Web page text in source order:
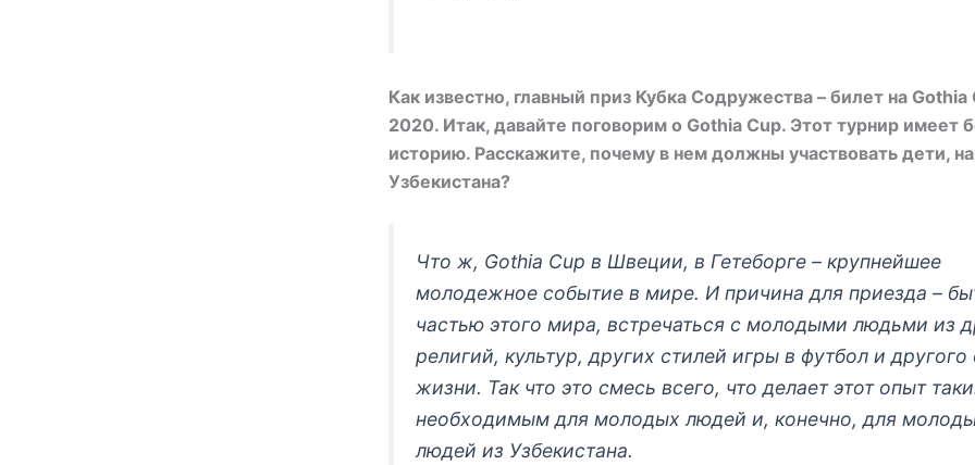
Как известно, главный приз Кубка Содружества – билет на Gothia
2020. Итак, давайте поговорим о Gothia Cup. Этот турнир имеет
историю. Расскажите, почему в нем должны участвовать дети,
Узбекистана?
Что ж, Gothia Cup в Швеции, в Гетеборге – крупнейшее
молодежное событие в мире. И причина для приезда –
частью этого мира, встречаться с молодыми людьми из
религий, культур, других стилей игры в футбол и другого
жизни. Так что это смесь всего, что делает этот опыт
необходимым для молодых людей и, конечно, для
людей из Узбекистана.